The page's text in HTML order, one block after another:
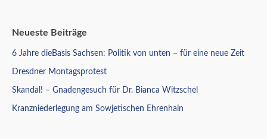
Neueste Beiträge
6 Jahre dieBasis Sachsen: Politik von unten – für eine neue Zeit
Dresdner Montagsprotest
Skandal! – Gnadengesuch für Dr. Bianca Witzschel
Kranzniederlegung am Sowjetischen Ehrenhain